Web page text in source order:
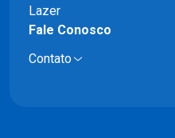
Lazer
Fale Conosco
Contato